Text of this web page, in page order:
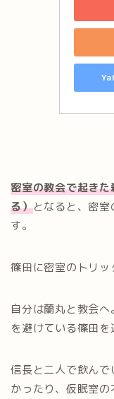
密室の教会で起き
る）となると、密
す。
篠田に密室のトリッ
自分は蘭丸と教会
を避けている篠田
信長と二人で飲ん
かったり、仮眠室